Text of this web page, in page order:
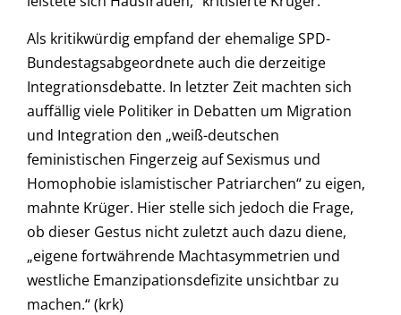
Als kritikwürdig empfand der ehemalige SPD-
Bundestagsabgeordnete auch die derzeitige
Integrationsdebatte. In letzter Zeit machten sich
auffällig viele Politiker in Debatten um Migration
und Integration den „weiß-deutschen
feministischen Fingerzeig auf Sexismus und
Homophobie islamistischer Patriarchen“ zu eigen,
mahnte Krüger. Hier stelle sich jedoch die Frage,
ob dieser Gestus nicht zuletzt auch dazu diene,
„eigene fortwährende Machtasymmetrien und
westliche Emanzipationsdefizite unsichtbar zu
machen.“ (krk)